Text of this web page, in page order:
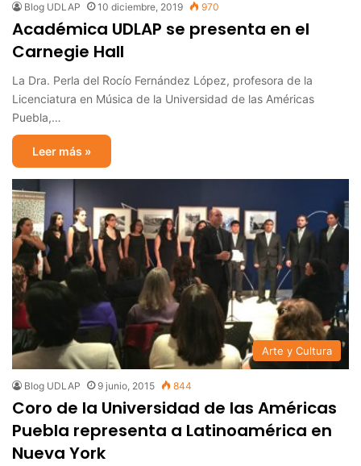
Blog UDLAP 10 diciembre, 2019 970
Académica UDLAP se presenta en el
Carnegie Hall
La Dra. Perla del Rocío Fernández López, profesora de la
Licenciatura en Música de la Universidad de las Américas
Puebla,…
Leer más »
Arte y Cultura
Blog UDLAP 9 junio, 2015 844
Coro de la Universidad de las Américas
Puebla representa a Latinoamérica en
Nueva York